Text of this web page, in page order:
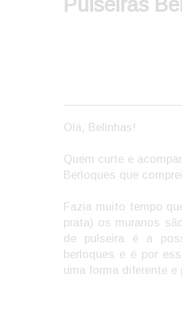
Olá, Belinhas!
Quem curte e
Berloques que
Fazia muito tempo
prata) os muranos
de pulseira é a
berloques e é por
uma forma diferente